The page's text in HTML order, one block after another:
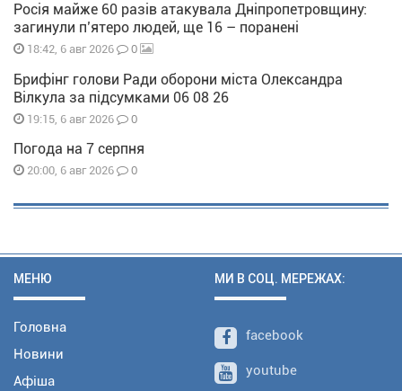
Росія майже 60 разів атакувала Дніпропетровщину:
загинули п’ятеро людей, ще 16 – поранені
18:42, 6 авг 2026 0
Брифінг голови Ради оборони міста Олександра
Вілкула за підсумками 06 08 26
19:15, 6 авг 2026 0
Погода на 7 серпня
20:00, 6 авг 2026 0
МЕНЮ
Головна
Новини
Афіша
МИ В СОЦ. МЕРЕЖАХ:
facebook
youtube